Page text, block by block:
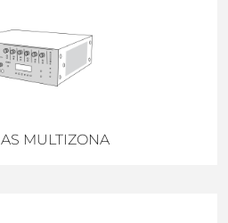
MULTIZONA